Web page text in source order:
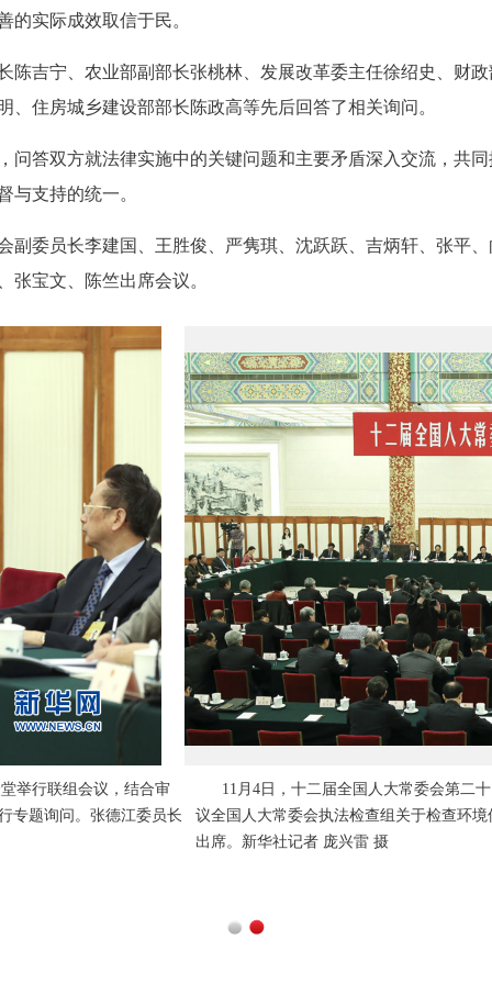
的实际成效取信于民。
宁、农业部副部长张桃林、发展改革委主任徐绍史、财政
、住房城乡建设部部长陈政高等先后回答了相关询问。
双方就法律实施中的关键问题和主要矛盾深入交流，共同
与支持的统一。
员长李建国、王胜俊、严隽琪、沈跃跃、吉炳轩、张平、
张宝文、陈竺出席会议。
，十二届全国人大常委会第二十四次会议在北京人民大会堂举行联组会
常委会执法检查组关于检查环境保护法实施情况的报告进行专题询问。